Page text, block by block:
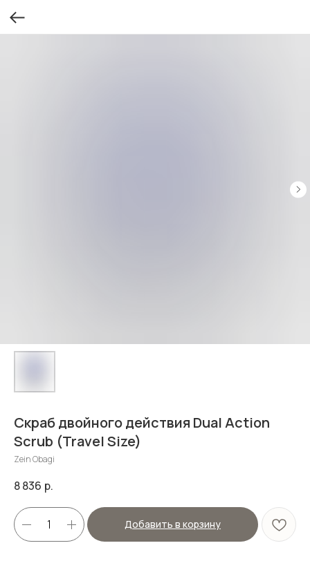
Скраб двойного действия Dual Action
Scrub (Travel Size)
Zein Obagi
8 836 р.
Добавить в корзину